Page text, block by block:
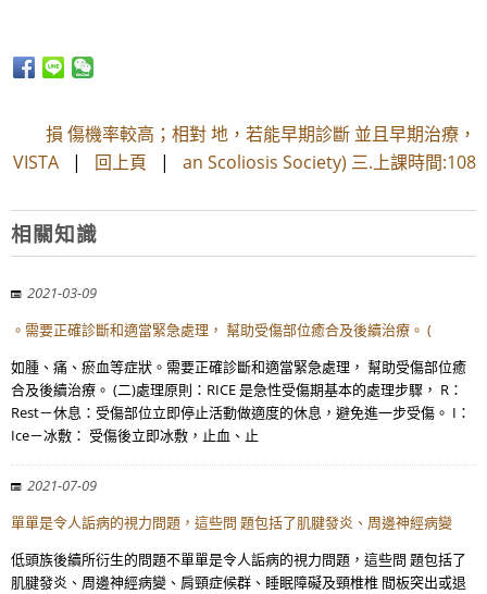
損 傷機率較高；相對 地，若能早期診斷 並且早期治療，
VISTA | 回上頁 | an Scoliosis Society) 三.上課時間:108
相關知識
2021-03-09
。需要正確診斷和適當緊急處理， 幫助受傷部位癒合及後續治療。 (
如腫、痛、瘀血等症狀。需要正確診斷和適當緊急處理， 幫助受傷部位癒
合及後續治療。 (二)處理原則：RICE 是急性受傷期基本的處理步驟， R：
Rest－休息：受傷部位立即停止活動做適度的休息，避免進一步受傷。 I：
Ice－冰敷： 受傷後立即冰敷，止血、止
2021-07-09
單單是令人詬病的視力問題，這些問 題包括了肌腱發炎、周邊神經病變
低頭族後續所衍生的問題不單單是令人詬病的視力問題，這些問 題包括了
肌腱發炎、周邊神經病變、肩頸症候群、睡眠障礙及頸椎椎 間板突出或退